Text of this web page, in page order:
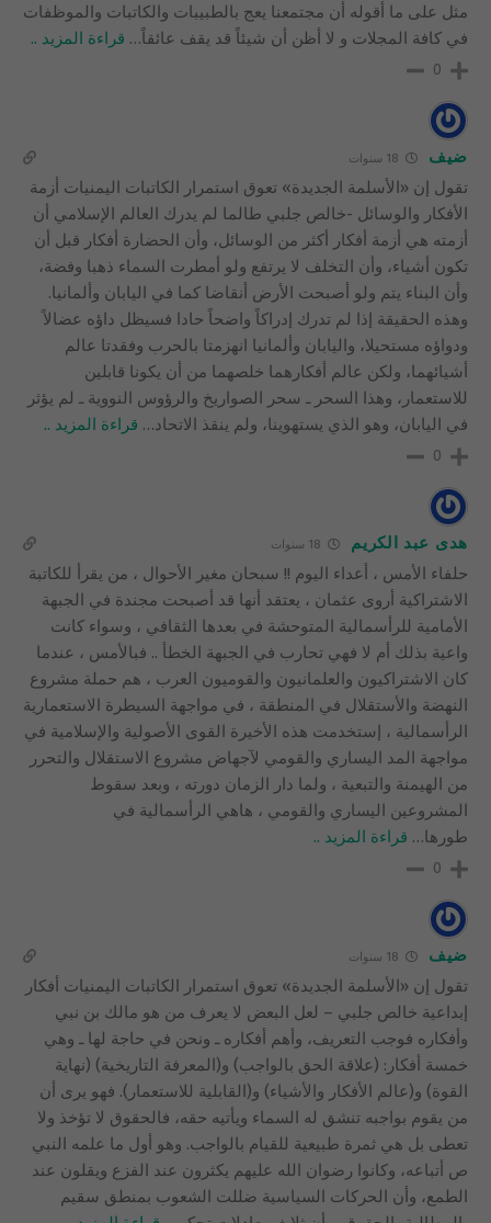
مثل على ما أقوله أن مجتمعنا يعج بالطبيبات والكاتبات والموظفات
في كافة المجلات و لا أظن أن شيئاً قد يقف عائقاً… قراءة المزيد ..
0
ضيف 18 سنوات
تقول إن «الأسلمة الجديدة» تعوق استمرار الكاتبات اليمنيات أزمة
الأفكار والوسائل -خالص جلبي طالما لم يدرك العالم الإسلامي أن
أزمته هي أزمة أفكار أكثر من الوسائل، وأن الحضارة أفكار قبل أن
تكون أشياء، وأن التخلف لا يرتفع ولو أمطرت السماء ذهبا وفضة،
وأن البناء يتم ولو أصبحت الأرض أنقاضا كما في اليابان وألمانيا.
وهذه الحقيقة إذا لم تدرك إدراكاً واضحاً حادا فسيظل داؤه عضالاً
ودواؤه مستحيلا، واليابان وألمانيا انهزمتا بالحرب وفقدتا عالم
أشيائهما، ولكن عالم أفكارهما خلصهما من أن يكونا قابلين
للاستعمار، وهذا السحر ـ سحر الصواريخ والرؤوس النووية ـ لم يؤثر
في اليابان، وهو الذي يستهوينا، ولم ينقذ الاتحاد… قراءة المزيد ..
0
هدى عبد الكريم
حلفاء الأمس ، أعداء اليوم !! سبحان مغير الأحوال ، من يقرأ للكاتبة
الاشتراكية أروى عثمان ، يعتقد أنها قد أصبحت مجندة في الجبهة
الأمامية للرأسمالية المتوحشة في بعدها الثقافي ، وسواء كانت
واعية بذلك أم لا فهي تحارب في الجبهة الخطأ .. فبالأمس ، عندما
كان الاشتراكيون والعلمانيون والقوميون العرب ، هم حملة مشروع
النهضة والأستقلال في المنطقة ، في مواجهة السيطرة الاستعمارية
الرأسمالية ، إستخدمت هذه الأخيرة القوى الأصولية والإسلامية في
مواجهة المد اليساري والقومي لآجهاض مشروع الاستقلال والتحرر
من الهيمنة والتبعية ، ولما دار الزمان دورته ، وبعد سقوط
المشروعين اليساري والقومي ، هاهي الرأسمالية في
طورها… قراءة المزيد ..
0
ضيف 18 سنوات
تقول إن «الأسلمة الجديدة» تعوق استمرار الكاتبات اليمنيات أفكار
إبداعية خالص جلبي – لعل البعض لا يعرف من هو مالك بن نبي
وأفكاره فوجب التعريف، وأهم أفكاره ـ ونحن في حاجة لها ـ وهي
خمسة أفكار: (علاقة الحق بالواجب) و(المعرفة التاريخية) (نهاية
القوة) و(عالم الأفكار والأشياء) و(القابلية للاستعمار). فهو يرى أن
من يقوم بواجبه تنشق له السماء ويأتيه حقه، فالحقوق لا تؤخذ ولا
تعطى بل هي ثمرة طبيعية للقيام بالواجب. وهو أول ما علمه النبي
ص أتباعه، وكانوا رضوان الله عليهم يكثرون عند الفزع ويقلون عند
الطمع، وأن الحركات السياسية ضللت الشعوب بمنطق سقيم